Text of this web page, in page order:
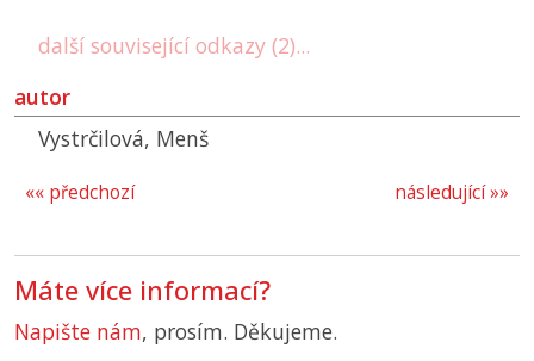
další související odkazy (2)...
autor
Vystrčilová, Menš
následující »»
«« předchozí
Máte více informací?
Napište nám, prosím. Děkujeme.